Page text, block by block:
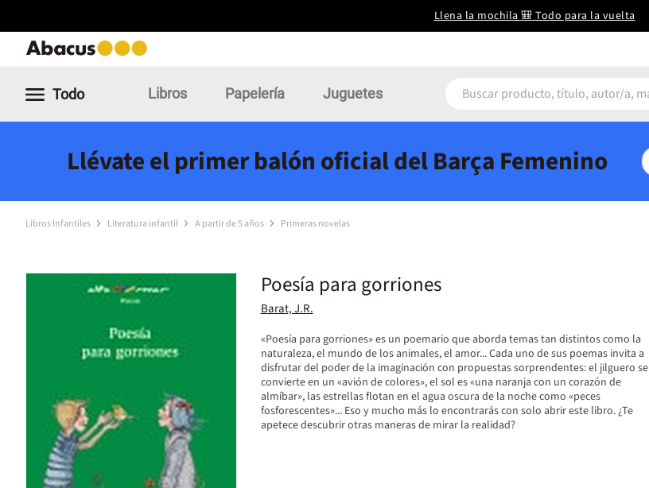
Llena la mochila 🎒 Todo para la vuelta
Todo Libros Papelería Juguetes
Llévate el primer balón oficial del Barça Femenino
Libros Infantiles Literatura infantil A partir de 5 años Primeras novelas
Poesía para gorriones
Barat, J.R.
«Poesía para gorriones» es un poemario que aborda temas tan distintos como la
naturaleza, el mundo de los animales, el amor... Cada uno de sus poemas invita a
disfrutar del poder de la imaginación con propuestas sorprendentes: el jilguero se
convierte en un «avión de colores», el sol es «una naranja con un corazón de
almíbar», las estrellas flotan en el agua oscura de la noche como «peces
fosforescentes»... Eso y mucho más lo encontrarás con solo abrir este libro. ¿Te
apetece descubrir otras maneras de mirar la realidad?